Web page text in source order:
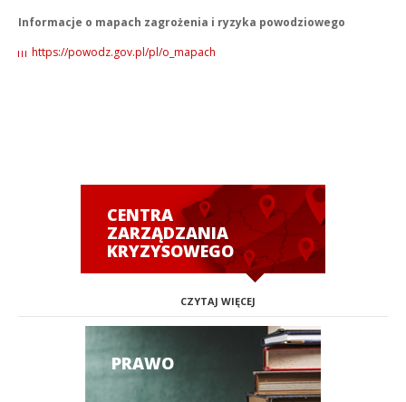
Informacje o mapach zagrożenia i ryzyka powodziowego
https://powodz.gov.pl/pl/o_mapach
CENTRA
ZARZĄDZANIA
KRYZYSOWEGO
CZYTAJ WIĘCEJ
PRAWO